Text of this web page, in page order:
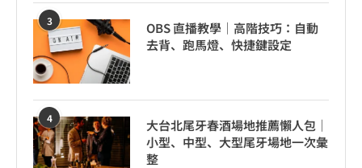
3
OBS 直播教學｜高階技巧：自動
去背、跑馬燈、快捷鍵設定
4
大台北尾牙春酒場地推薦懶人包｜
小型、中型、大型尾牙場地一次彙
整